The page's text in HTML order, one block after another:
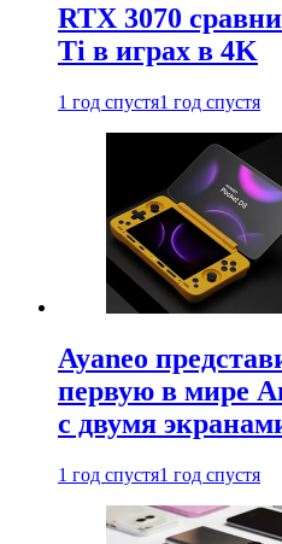
RTX 3070
Ti в играх в 4K
1 год спустя1 год спустя
Ayaneo
первую в мире
с двумя
1 год спустя1 год спустя